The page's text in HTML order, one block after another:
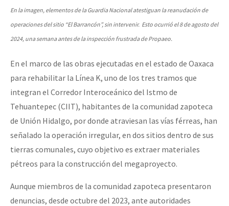
Presos
Mujeres
ETIQUETAS
MULTIMEDIA
Audio
Fotorreportaje
Video
Otras secciones
Semillero Guerra contra la Humanidad. (Las poblaciones y
la naturaleza bajo asedio)
[CDMX – 20 julio] Jornadas globales por la libertad de Jesús
“Sonhando a Terra do Bem Virá” se publica no Estado Espanhol
Se o México sabe, que o mundo saiba! Nossas lutas pela
[25 abr – CDMX] Tokín por el CNI: 30 años de Resistencia y
En la imagen, elementos de la Guardia Nacional atestiguan la reanudación de
operaciones del sitio “El Barrancón”, sin intervenir. Esto ocurrió el 8 de agosto del
2024, una semana antes de la inspección frustrada de Propaeo.
En el marco de las obras ejecutadas en el estado de Oaxaca
para rehabilitar la Línea K, uno de los tres tramos que
integran el Corredor Interoceánico del Istmo de
Tehuantepec (CIIT), habitantes de la comunidad zapoteca
de Unión Hidalgo, por donde atraviesan las vías férreas, han
señalado la operación irregular, en dos sitios dentro de sus
tierras comunales, cuyo objetivo es extraer materiales
pétreos para la construcción del megaproyecto.
Aunque miembros de la comunidad zapoteca presentaron
denuncias, desde octubre del 2023, ante autoridades